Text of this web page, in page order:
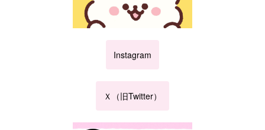
Instagram
Ｘ（旧Twitter）